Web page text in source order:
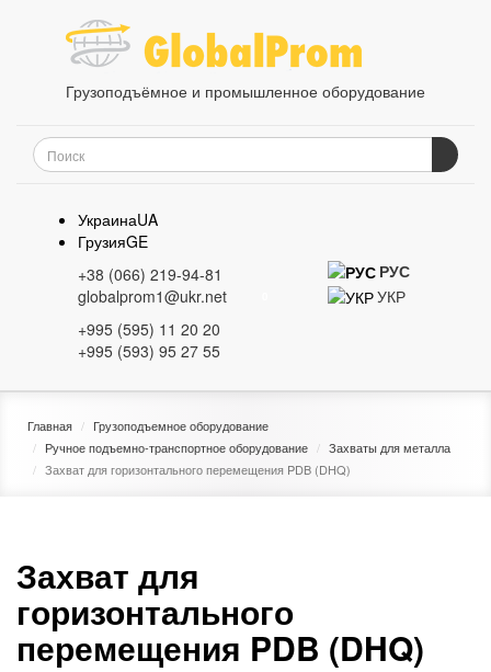
Грузоподъёмное и промышленное оборудование
УкраинаUA
ГрузияGE
+38 (066) 219-94-81
globalprom1@ukr.net
+995 (595) 11 20 20
+995 (593) 95 27 55
РУС
УКР
Главная
Грузоподъемное оборудование
Ручное подъемно-транспортное оборудование
Захваты для металла
Захват для горизонтального перемещения PDB (DHQ)
Захват для
горизонтального
перемещения PDB (DHQ)